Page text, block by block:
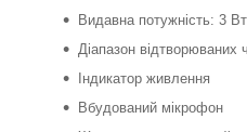
Видавна потужність: 3 Вт
Діапазон відтворюваних
Індикатор живлення
Вбудований мікрофон